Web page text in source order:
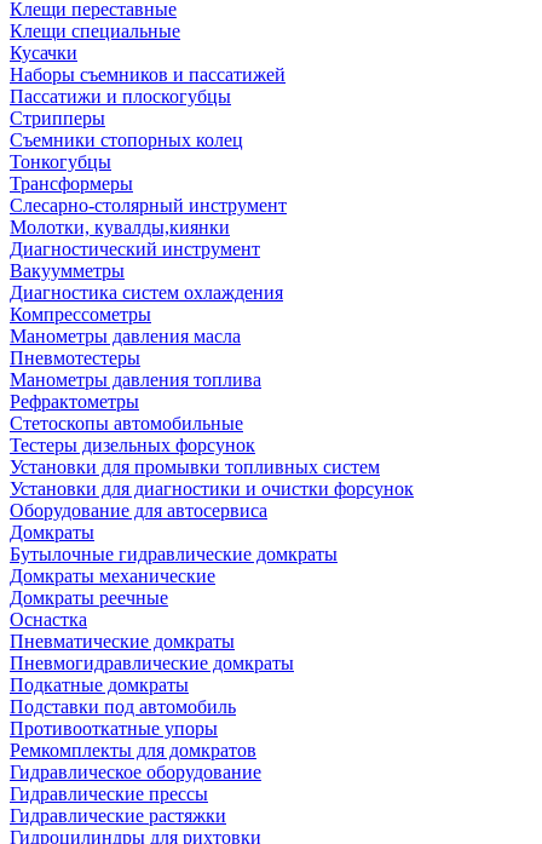
Клещи переставные
Клещи специальные
Кусачки
Наборы съемников и пассатижей
Пассатижи и плоскогубцы
Стрипперы
Съемники стопорных колец
Тонкогубцы
Трансформеры
Слесарно-столярный инструмент
Молотки, кувалды,киянки
Диагностический инструмент
Вакуумметры
Диагностика систем охлаждения
Компрессометры
Манометры давления масла
Пневмотестеры
Манометры давления топлива
Рефрактометры
Стетоскопы автомобильные
Тестеры дизельных форсунок
Установки для промывки топливных систем
Установки для диагностики и очистки форсунок
Оборудование для автосервиса
Домкраты
Бутылочные гидравлические домкраты
Домкраты механические
Домкраты реечные
Оснастка
Пневматические домкраты
Пневмогидравлические домкраты
Подкатные домкраты
Подставки под автомобиль
Противооткатные упоры
Ремкомплекты для домкратов
Гидравлическое оборудование
Гидравлические прессы
Гидравлические растяжки
Гидроцилиндры для рихтовки